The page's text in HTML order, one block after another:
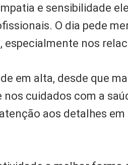
e sensibilidade
O dia pede
especialmente nos
em alta, desde que
cuidados com a
aos detalhes